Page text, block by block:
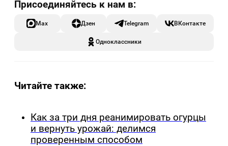
Max Дзен Telegram ВКонтакте
Одноклассники
Читайте также:
Как за три дня реанимировать огурцы
и вернуть урожай: делимся
проверенным способом